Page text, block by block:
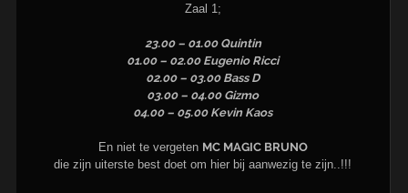
Zaal 1;
23.00 – 01.00 Quintin
01.00 – 02.00 Eugenio Ricci
02.00 – 03.00 Bass D
03.00 – 04.00 Gizmo
04.00 – 05.00 Kevin Kaos
En niet te vergeten MC MAGIC BRUNO
die zijn uiterste best doet om hier bij aanwezig te zijn..!!!